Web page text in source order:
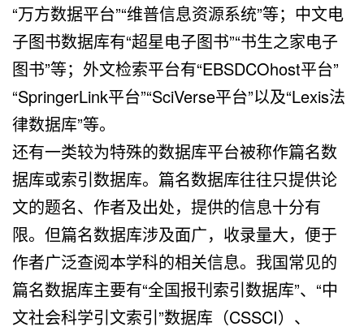
“万方数据平台”“维普信息资源系统”等；中文电
子图书数据库有“超星电子图书”“书生之家电子
图书”等；外文检索平台有“EBSDCOhost平台”
“SpringerLink平台”“SciVerse平台”以及“Lexis法
律数据库”等。
还有一类较为特殊的数据库平台被称作篇名数
据库或索引数据库。篇名数据库往往只提供论
文的题名、作者及出处，提供的信息十分有
限。但篇名数据库涉及面广，收录量大，便于
作者广泛查阅本学科的相关信息。我国常见的
篇名数据库主要有“全国报刊索引数据库”、“中
文社会科学引文索引”数据库（CSSCI）、